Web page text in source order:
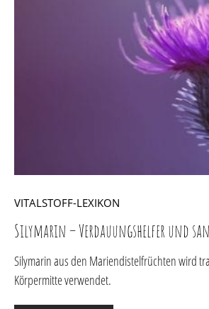
VITALSTOFF-LEXIKON
Silymarin – Verdauungshelfer und
Silymarin aus den Mariendistelfrüchten wird
Körpermitte verwendet.